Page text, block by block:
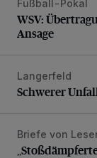
WSV:
Fußball-Pokal
WSV:
Ansage
Schwerer
Langerfeld
Schwerer
Briefe von